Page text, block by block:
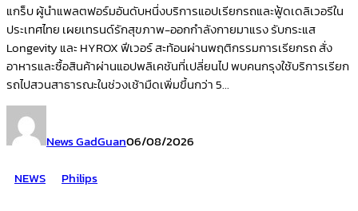
แกร็บ ผู้นำแพลตฟอร์มอันดับหนึ่งบริการแอปเรียกรถและฟู้ดเดลิเวอรีใน
ประเทศไทย เผยเทรนด์รักสุขภาพ-ออกกำลังกายมาแรง รับกระแส
Longevity และ HYROX ฟีเวอร์ สะท้อนผ่านพฤติกรรมการเรียกรถ สั่ง
อาหารและซื้อสินค้าผ่านแอปพลิเคชันที่เปลี่ยนไป พบคนกรุงใช้บริการเรียก
รถไปสวนสาธารณะในช่วงเช้ามืดเพิ่มขึ้นกว่า 5...
News GadGuan06/08/2026
NEWS
Philips